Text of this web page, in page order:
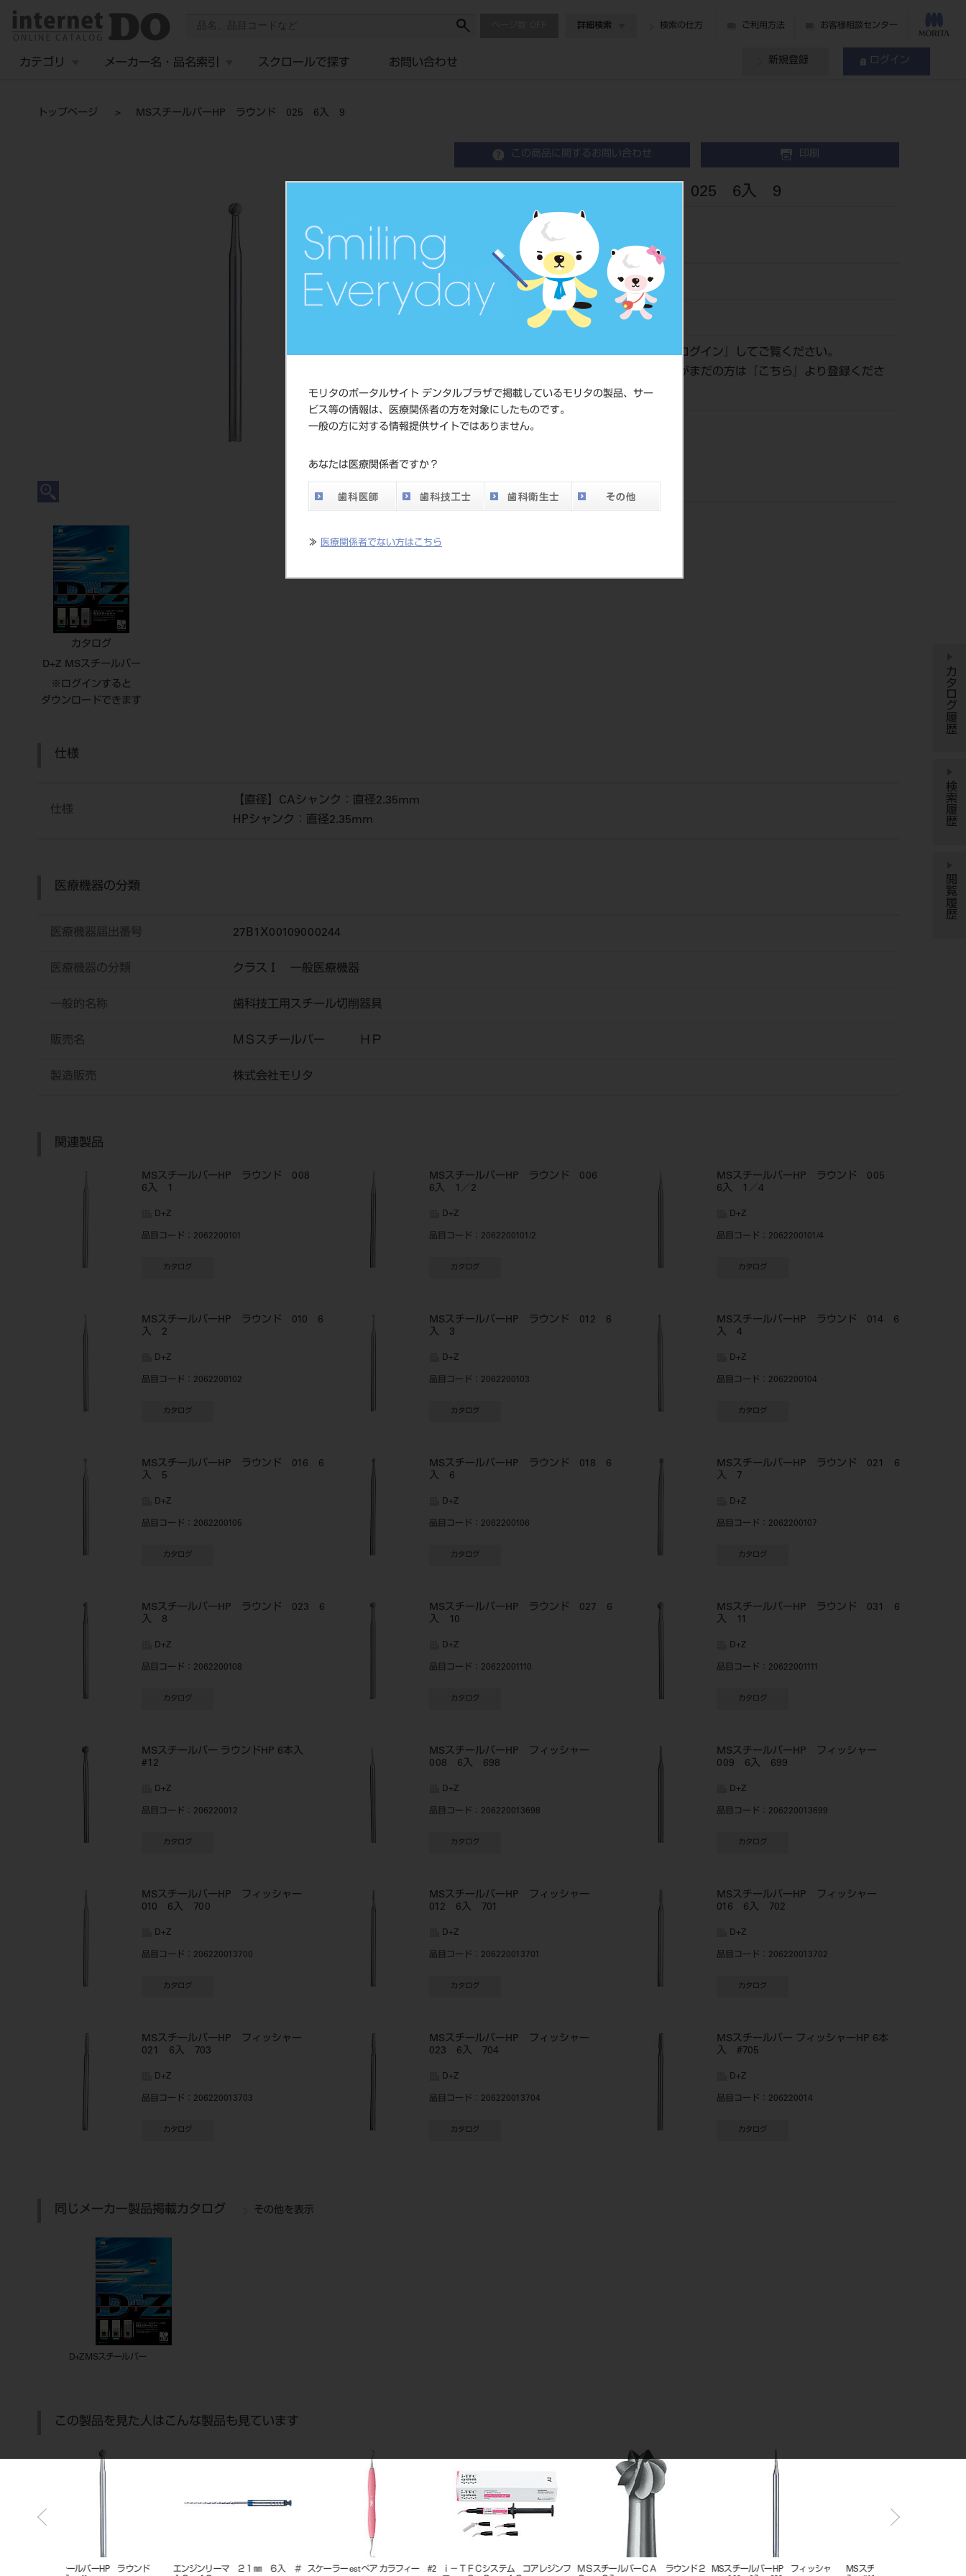
モリタのポータルサイト デンタルプラザで掲載しているモリタの製品、サー
ビス等の情報は、医療関係者の方を対象にしたものです。
一般の方に対する情報提供サイトではありません。
あなたは医療関係者ですか？
≫ 医療関係者でない方はこちら
詳細検索 検索の仕方 ご利用方法 お客様相談センター
カテゴリ メーカー名・品名索引 スクロールで探す お問い合わせ 新規登録 ログイン
トップページ MSスチールバーHP ラウンド 025 6入 9
この商品に関するお問い合わせ 印刷
MSスチールバーHP ラウンド 025 6入 9
歯科技工用スチール切削器具
品目コード 2062200119
JAN/EANコード 4560222479634
価格の確認は『ログイン 』してご覧ください。
ネット会員登録がまだの方は『
こちら
』より登録くださ
い。
メーカー
ジ
カタログ
D+Z MSスチールバー
※ログインすると
ダウンロードできます
仕様
仕様
【直径】CAシャンク：直径2.35mm
HPシャンク：直径2.35mm
医療機器の分類
医療機器届出番号 27B1X00109000244
医療機器の分類 クラスⅠ 一般医療機器
一般的名称 歯科技工用スチール切削器具
販売名 ＭＳスチールバー ＨＰ
製造販売 株式会社モリタ
関連製品
MSスチールバーHP ラウンド 008
6入 1
D+Z
品目コード ：2062200101
カタログ
MSスチールバーHP ラウンド 006
6入 1／2
D+Z
品目コード ：2062200101/2
カタログ
MSスチールバーHP ラウンド 005
6入 1／4
D+Z
品目コード ：2062200101/4
カタログ
MSスチールバーHP ラウンド 010 6
入 2
D+Z
品目コード ：2062200102
カタログ
MSスチールバーHP ラウンド 012 6
入 3
D+Z
品目コード ：2062200103
カタログ
MSスチールバーHP ラウンド 014 6
入 4
D+Z
品目コード ：2062200104
カタログ
MSスチールバーHP ラウンド 016 6
入 5
D+Z
品目コード ：2062200105
カタログ
MSスチールバーHP ラウンド 018 6
入 6
D+Z
品目コード ：2062200106
カタログ
MSスチールバーHP ラウンド 021 6
入 7
D+Z
品目コード ：2062200107
カタログ
MSスチールバーHP ラウンド 023 6
入 8
D+Z
品目コード ：2062200108
カタログ
MSスチールバーHP ラウンド 027 6
入 10
D+Z
品目コード ：20622001110
カタログ
MSスチールバーHP ラウンド 031 6
入 11
D+Z
品目コード ：20622001111
カタログ
MSスチールバー ラウンドHP 6本入
#12
D+Z
品目コード ：206220012
カタログ
MSスチールバーHP フィッシャー
008 6入 698
D+Z
品目コード ：206220013698
カタログ
MSスチールバーHP フィッシャー
009 6入 699
D+Z
品目コード ：206220013699
カタログ
MSスチールバーHP フィッシャー
010 6入 700
D+Z
品目コード ：206220013700
カタログ
MSスチールバーHP フィッシャー
012 6入 701
D+Z
品目コード ：206220013701
カタログ
MSスチールバーHP フィッシャー
016 6入 702
D+Z
品目コード ：206220013702
カタログ
MSスチールバーHP フィッシャー
021 6入 703
D+Z
品目コード ：206220013703
カタログ
MSスチールバーHP フィッシャー
023 6入 704
D+Z
品目コード ：206220013704
カタログ
MSスチールバー フィッシャーHP 6本
入 #705
D+Z
品目コード ：206220014
カタログ
同じメーカー製品掲載カタログ その他を表示
D+Z MSスチールバー
この製品を見た人はこんな製品も見ています
ＭＳスチールバーＣＡ ラウンド２
MSスチールバーHP フィッシャ
MSスチールバー ラウンドHP 6本
メルファー スチールバー （フィッ
MSスチールバーHP ラウンド
ＭＳスチールバーＨＰ ラウンド
カタログ履歴
検索履歴
閲覧履歴